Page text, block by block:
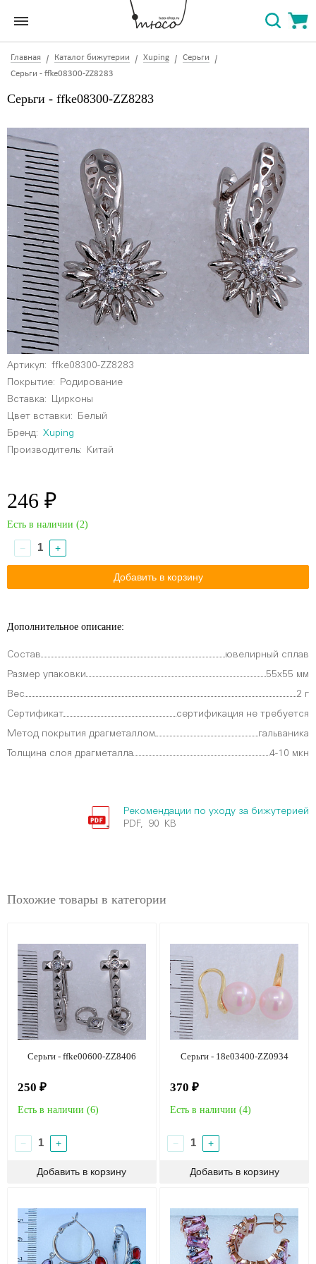
Главная Каталог бижутерии Xuping
Серьги
Серьги - ffke08300-ZZ8283
Серьги - ffke08300-ZZ8283
Артикул:
ffke08300-ZZ8283
Покрытие: Родирование
Вставка: Цирконы
Цвет вставки:
Белый
Бренд:
Xuping
Производитель: Китай
246 ₽
Есть в наличии (2)
− +
Дополнительное описание:
Состав ювелирный сплав
Размер упаковки 55х55 мм
Вес 2 г
Сертификат сертификация не требуется
Метод покрытия драгметаллом гальваника
Толщина слоя драгметалла 4-10 мкн
Рекомендации по уходу за бижутерией
PDF, 90 KB
Похожие товары в категории
Серьги - ffke00600-ZZ8406
250 ₽
Есть в наличии (6)
− +
Серьги - 18e03400-ZZ0934
370 ₽
Есть в наличии (4)
− +